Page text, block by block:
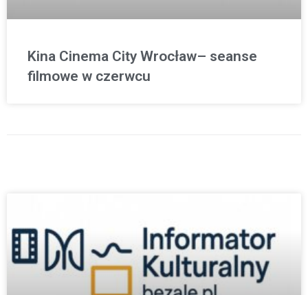
Kina Cinema City Wrocław– seanse
filmowe w czerwcu